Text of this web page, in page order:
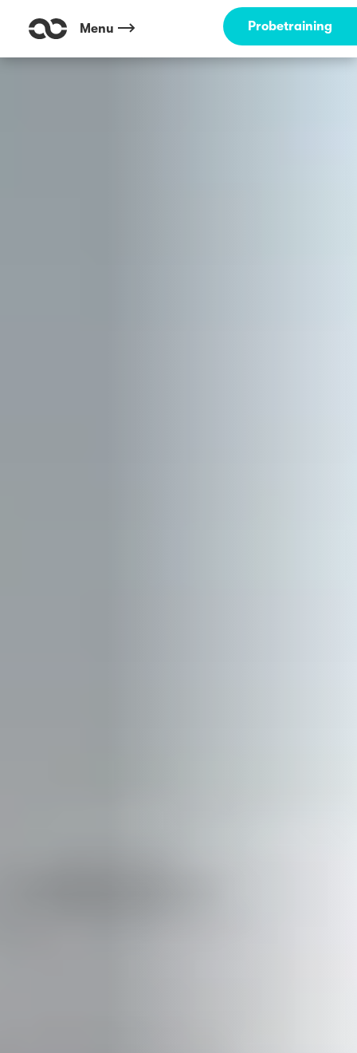
Menu Probetraining
Outdoor Fitness direkt um die Ecke: Gievenbeck - Grüner Finger